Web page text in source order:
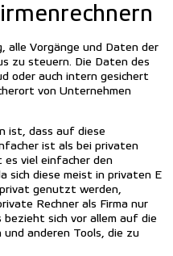
alle Vorgänge und Daten der
zu steuern. Die Daten des
oder auch intern gesichert
von Unternehmen
ist, dass auf diese
ist als bei privaten
es viel einfacher den
sich diese meist in privaten E
genutzt werden,
Rechner als Firma nur
bezieht sich vor allem auf die
und anderen Tools, die zu